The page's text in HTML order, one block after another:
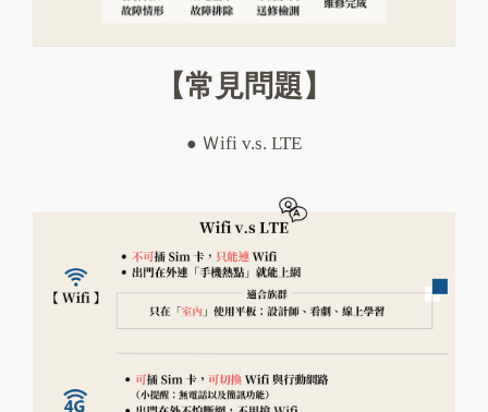
【常見問題】
● Ｗifi v.s. LTE